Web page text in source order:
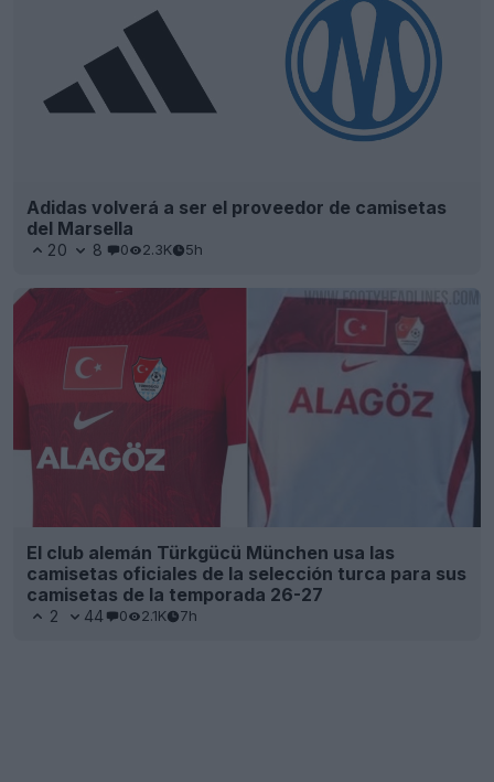
Adidas volverá a ser el proveedor de camisetas
del Marsella
20 8 0 2.3K 5h
El club alemán Türkgücü München usa las
camisetas oficiales de la selección turca para sus
camisetas de la temporada 26-27
2 44 0 2.1K 7h